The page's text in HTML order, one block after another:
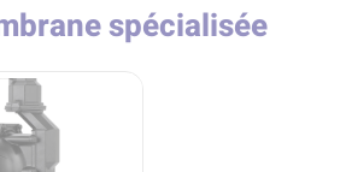
spécialisée